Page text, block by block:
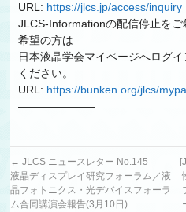
URL: https://jlcs.jp/access/inquiry
JLCS-Informationの配信停止を
希望の方は
日本液晶学会マイページへログ
ください。
URL: https://bunken.org/jlcs/
———————
← JLCS ニュースレター No.145
液晶ディスプレイ研究フォーラム／液
晶フォトニクス・光デバイスフォーラ
ム合同講演会報告(3月10日)